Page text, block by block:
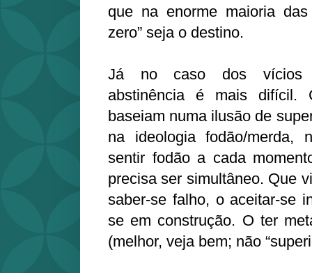
que na enorme maioria
zero” seja o destino.
Já no caso dos vícios
abstinência é mais difícil.
baseiam numa ilusão de
na ideologia fodão/merda,
sentir fodão a cada
precisa ser simultâneo. Que
saber-se falho, o aceitar-se
se em construção. O ter
(melhor, veja bem; não